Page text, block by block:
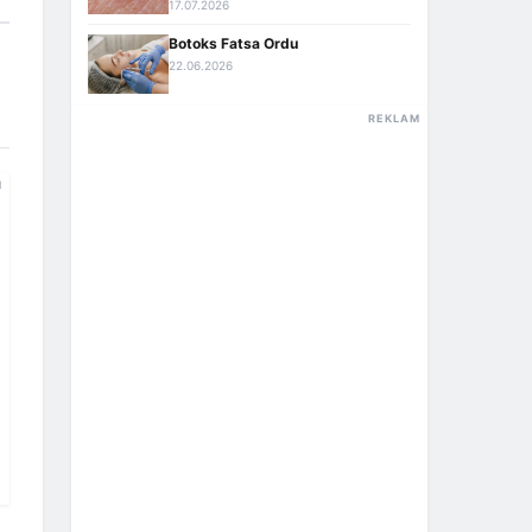
17.07.2026
Botoks Fatsa Ordu
22.06.2026
REKLAM